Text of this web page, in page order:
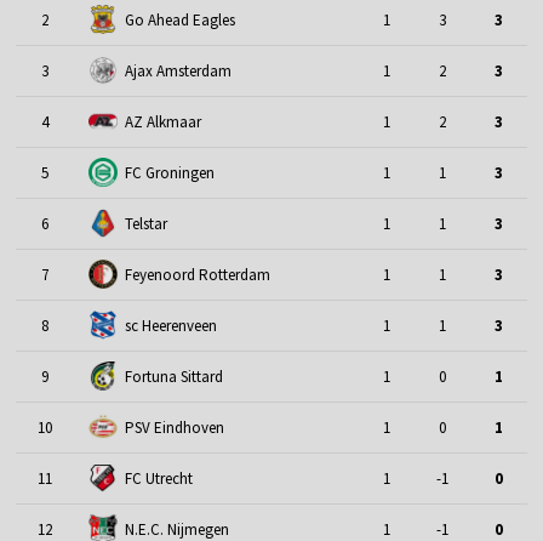
2 Go Ahead Eagles 1 3 3
3 Ajax Amsterdam 1 2 3
4 AZ Alkmaar 1 2 3
5 FC Groningen 1 1 3
6 Telstar 1 1 3
7 Feyenoord Rotterdam 1 1 3
8 sc Heerenveen 1 1 3
9 Fortuna Sittard 1 0 1
10 PSV Eindhoven 1 0 1
11 FC Utrecht 1 -1 0
12 N.E.C. Nijmegen 1 -1 0